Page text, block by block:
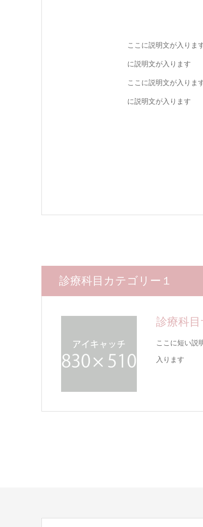
ここに説明文が入りま
に説明文が入ります
ここに説明文が入りま
に説明文が入ります
診療科目カテゴリー１
診療科
ここに短い説
入ります